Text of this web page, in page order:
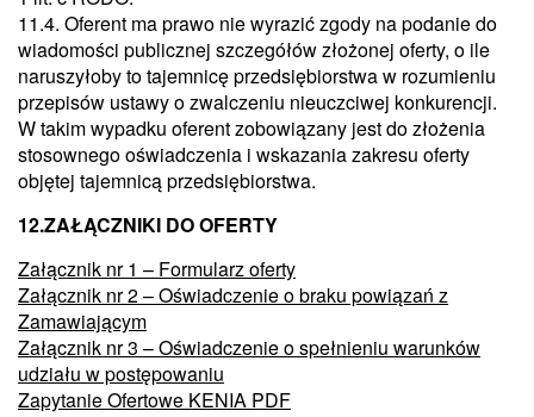
11.4. Oferent ma prawo nie wyrazić zgody na podanie do
wiadomości publicznej szczegółów złożonej oferty, o ile
naruszyłoby to tajemnicę przedsiębiorstwa w rozumieniu
przepisów ustawy o zwalczeniu nieuczciwej konkurencji.
W takim wypadku oferent zobowiązany jest do złożenia
stosownego oświadczenia i wskazania zakresu oferty
objętej tajemnicą przedsiębiorstwa.
12.ZAŁĄCZNIKI DO OFERTY
Załącznik nr 1 – Formularz oferty
Załącznik nr 2 – Oświadczenie o braku powiązań z
Zamawiającym
Załącznik nr 3 – Oświadczenie o spełnieniu warunków
udziału w postępowaniu
Zapytanie Ofertowe KENIA PDF